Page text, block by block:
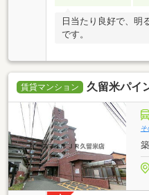
日当たり良好で、明
です。
賃貸マンション 久留米パイ